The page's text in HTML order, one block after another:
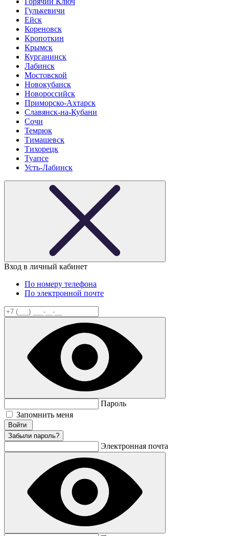
Гулькевичи
Ейск
Кореновск
Кропоткин
Крымск
Курганинск
Лабинск
Мостовской
Новокубанск
Новороссийск
Приморско-Ахтарск
Славянск-на-Кубани
Сочи
Темрюк
Тимашевск
Тихорецк
Туапсе
Усть-Лабинск
Вход в личный кабинет
По номеру телефона
По электронной почте
Пароль
Запомнить меня
Забыли пароль?
Электронная почта